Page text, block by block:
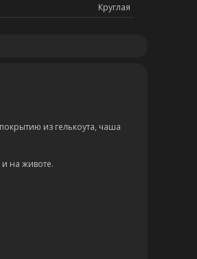
Круглая
из гелькоута, чаша
на животе.